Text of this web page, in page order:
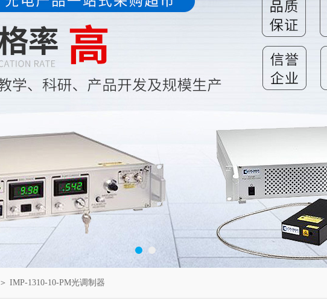
＞ IMP-1310-10-PM光调制器